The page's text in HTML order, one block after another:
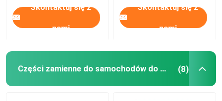
Skontaktuj się z
nami
Skontaktuj się z
nami
Części zamienne do samochodów do mieszania betonu (8)